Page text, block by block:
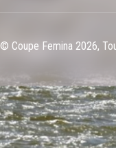
© Coupe Femina 2026,